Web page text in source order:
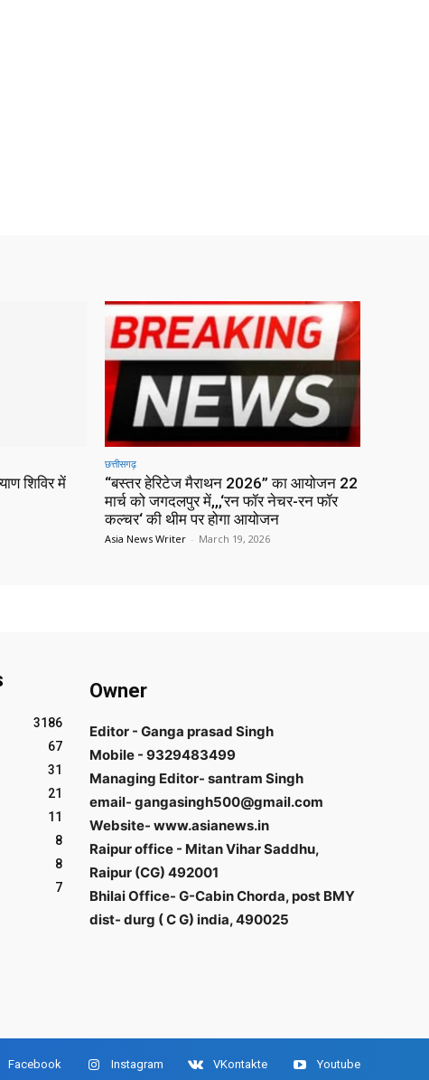
शिविर में
छत्तीसगढ़
“बस्तर हेरिटेज मैराथन 2026” का आयोजन 22
मार्च को जगदलपुर में,,,‘रन फॉर नेचर-रन फॉर
कल्चर‘ की थीम पर होगा आयोजन
Asia News Writer - March 19, 2026
3186
67
31
21
11
8
8
7
Owner
Editor - Ganga prasad Singh
Mobile - 9329483499
Managing Editor- santram Singh
email- gangasingh500@gmail.com
Website- www.asianews.in
Raipur office - Mitan Vihar Saddhu,
Raipur (CG) 492001
Bhilai Office- G-Cabin Chorda, post BMY
dist- durg ( C G) india, 490025
Facebook Instagram VKontakte Youtube